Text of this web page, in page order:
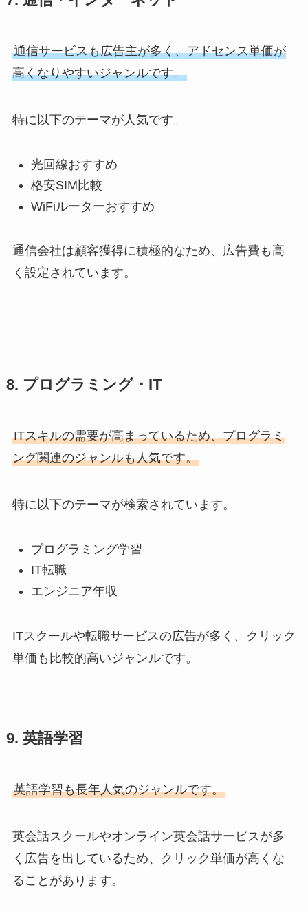
通信サービスも広告主が多く、アドセンス単価が
高くなりやすいジャンルです。
特に以下のテーマが人気です。
光回線おすすめ
格安SIM比較
WiFiルーターおすすめ
通信会社は顧客獲得に積極的なため、広告費も高
く設定されています。
8. プログラミング・IT
ITスキルの需要が高まっているため、プログラミ
ング関連のジャンルも人気です。
特に以下のテーマが検索されています。
プログラミング学習
IT転職
エンジニア年収
ITスクールや転職サービスの広告が多く、クリック
単価も比較的高いジャンルです。
9. 英語学習
英語学習も長年人気のジャンルです。
英会話スクールやオンライン英会話サービスが多
く広告を出しているため、クリック単価が高くな
ることがあります。